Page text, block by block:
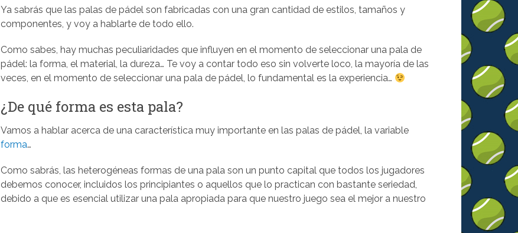
Ya sabrás que las palas de pádel son fabricadas con una gran cantidad de estilos, tamaños y
componentes, y voy a hablarte de todo ello.
Como sabes, hay muchas peculiaridades que influyen en el momento de seleccionar una pala de
pádel: la forma, el material, la dureza… Te voy a contar todo eso sin volverte loco, la mayoría de las
veces, en el momento de seleccionar una pala de pádel, lo fundamental es la experiencia…
¿De qué forma es esta pala?
Vamos a hablar acerca de una característica muy importante en las palas de pádel, la variable
forma…
Como sabrás, las heterogéneas formas de una pala son un punto capital que todos los jugadores
debemos conocer, incluidos los principiantes o aquellos que lo practican con bastante seriedad,
debido a que es esencial utilizar una pala apropiada para que nuestro juego sea el mejor a nuestro